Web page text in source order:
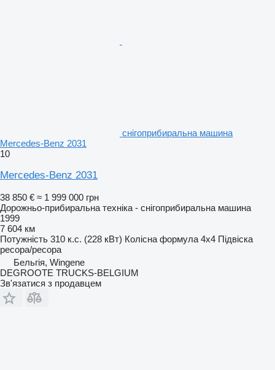
снігоприбиральна машина
Mercedes-Benz 2031
10
Mercedes-Benz 2031
38 850 € ≈ 1 999 000 грн
Дорожньо-прибиральна техніка - снігоприбиральна машина
1999
7 604 км
Потужність 310 к.с. (228 кВт) Колісна формула 4x4 Підвіска
ресора/ресора
Бельгія, Wingene
DEGROOTE TRUCKS-BELGIUM
Зв'язатися з продавцем